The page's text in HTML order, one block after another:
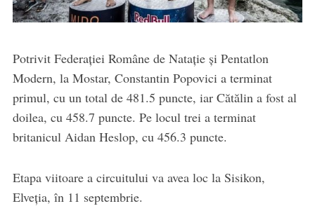
Potrivit Federației Române de Natație și Pentatlon
Modern, la Mostar, Constantin Popovici a terminat
primul, cu un total de 481.5 puncte, iar Cătălin a fost al
doilea, cu 458.7 puncte. Pe locul trei a terminat
britanicul Aidan Heslop, cu 456.3 puncte.
Etapa viitoare a circuitului va avea loc la Sisikon,
Elveția, în 11 septembrie.